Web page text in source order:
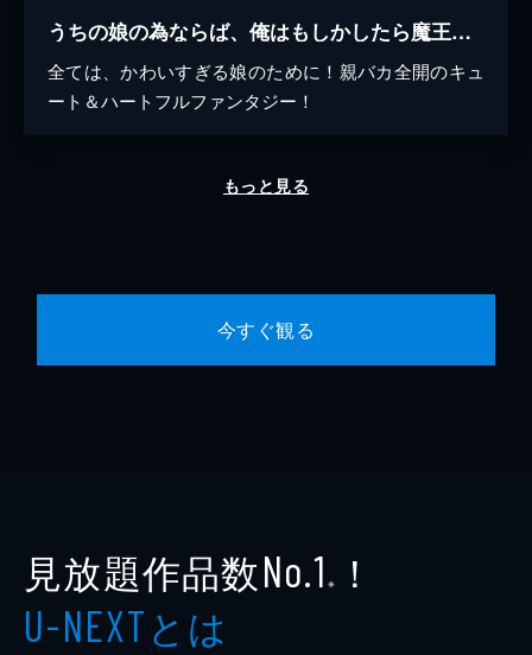
うちの娘の為ならば、俺はもしかしたら魔王も倒せるかもしれない。
全ては、かわいすぎる娘のために！親バカ全開のキュ
ート＆ハートフルファンタジー！
もっと見る
今すぐ観る
見放題作品数No.1 ※ ！
U-NEXTとは